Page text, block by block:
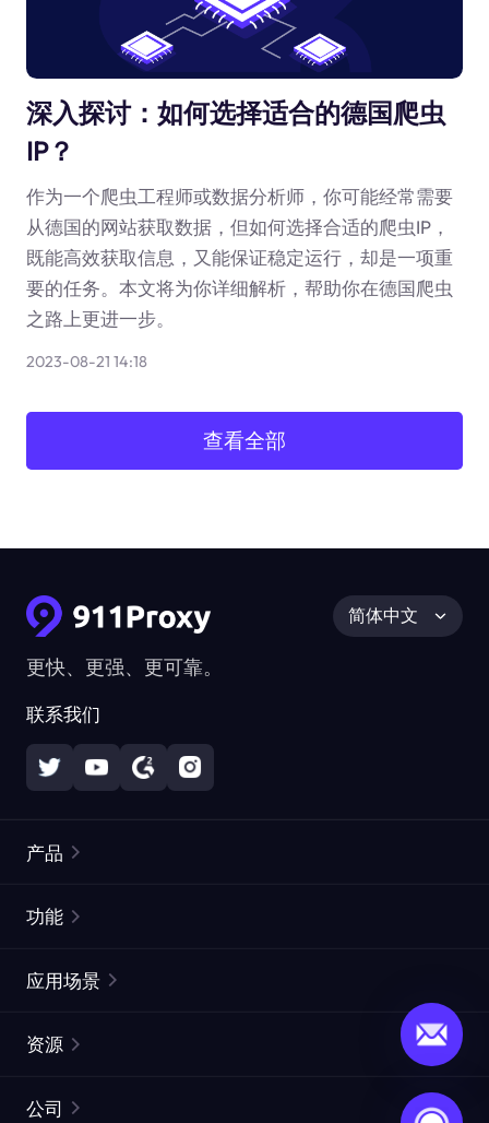
深入探讨：如何选择适合的德国爬虫
IP？
作为一个爬虫工程师或数据分析师，你可能经常需要
从德国的网站获取数据，但如何选择合适的爬虫IP，
既能高效获取信息，又能保证稳定运行，却是一项重
要的任务。本文将为你详细解析，帮助你在德国爬虫
之路上更进一步。
2023-08-21 14:18
查看全部
更快、更强、更可靠。
联系我们
简体中文
产品
静态住宅代理
网页抓取 API
功能
ISP代理
应用场景
市场研究
资源
公司